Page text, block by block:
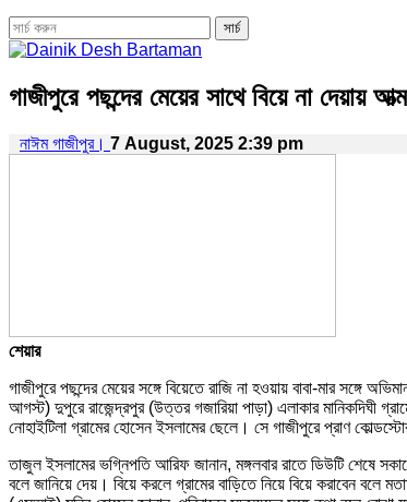
গাজীপুরে পছন্দের মেয়ের সাথে বিয়ে না দেয়ায়
নাঈম গাজীপুর। 7 August, 2025 2:39 pm
শেয়ার
গাজীপুরে পছন্দের মেয়ের সঙ্গে বিয়েতে রাজি না হওয়ায় বাবা-মার
আগস্ট) দুপুরে রাজেন্দ্রপুর (উত্তর গজারিয়া পাড়া) এলাকার মানিকদিঘী
নোহাইটিলা গ্রামের হোসেন ইসলামের ছেলে। সে গাজীপুরে প্রাণ
তাজুল ইসলামের ভগ্নিপতি আরিফ জানান, মঙ্গলবার রাতে ডিউটি শেষে
বলে জানিয়ে দেয়। বিয়ে করলে গ্রামের বাড়িতে নিয়ে বিয়ে করাবেন